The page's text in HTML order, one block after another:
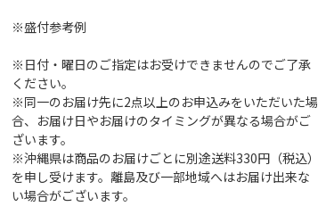
※盛付参考例
※日付・曜日のご指定はお受けできませんのでご了承
ください。
※同一のお届け先に2点以上のお申込みをいただいた場
合、お届け日やお届けのタイミングが異なる場合がご
ざいます。
※沖縄県は商品のお届けごとに別途送料330円（税込）
を申し受けます。離島及び一部地域へはお届け出来な
い場合がございます。